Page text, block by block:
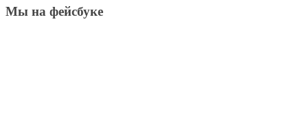
Мы на фейсбуке